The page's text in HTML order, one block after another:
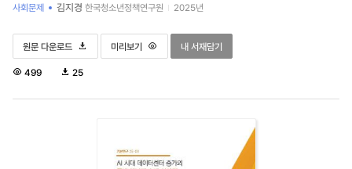
사회문제 김지경 한국청소년정책연구원 2025년
20대 초반, 후기청소년은 왜 금융이해력이 낮은가?: 후기 청소년 금융이해력 증진 방안 연구
원문 다운로드 20대 초반, 후기청소년은 왜 금융이해력이 낮은가?: 후기 청소년 금
미리보기 20대 초반, 후기청소년은 왜 금융이해력이 낮은
내 서재담기
조
499
다
드
25